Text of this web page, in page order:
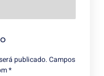
publicado.Campos
*